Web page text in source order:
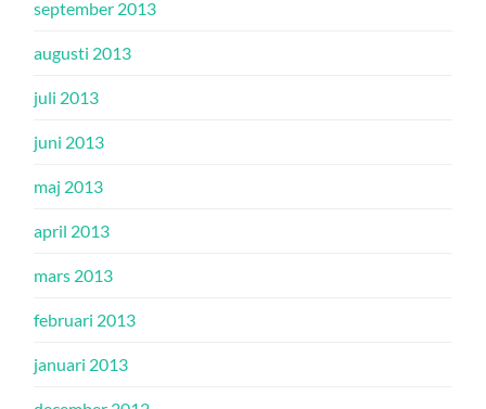
september 2013
augusti 2013
juli 2013
juni 2013
maj 2013
april 2013
mars 2013
februari 2013
januari 2013